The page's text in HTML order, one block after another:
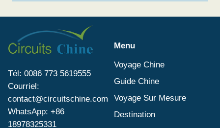
Tél: 0086 773 5619555
Courriel:
contact@circuitschine.com
WhatsApp: +86
18978325331
Menu
Voyage Chine
Guide Chine
Voyage Sur Mesure
Destination